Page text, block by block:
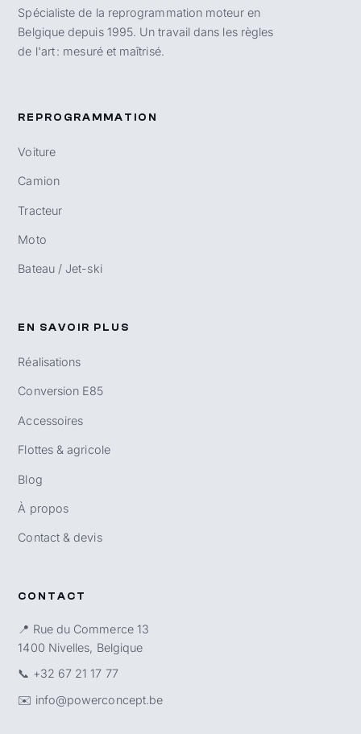
Spécialiste de la reprogrammation moteur en
Belgique depuis 1995. Un travail dans les règles
de l'art : mesuré et maîtrisé.
REPROGRAMMATION
Voiture
Camion
Tracteur
Moto
Bateau / Jet-ski
EN SAVOIR PLUS
Réalisations
Conversion E85
Accessoires
Flottes & agricole
Blog
À propos
Contact & devis
CONTACT
📍 Rue du Commerce 13
1400 Nivelles, Belgique
📞 +32 67 21 17 77
✉️ info@powerconcept.be